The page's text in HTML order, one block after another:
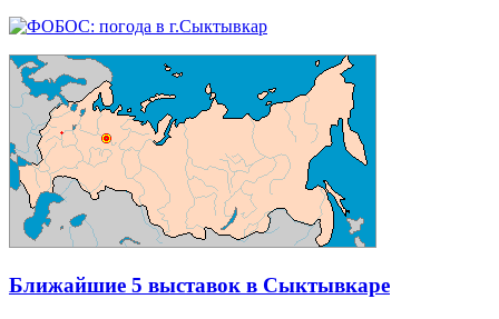
Ближайшие 5 выставок в Сыктывкаре